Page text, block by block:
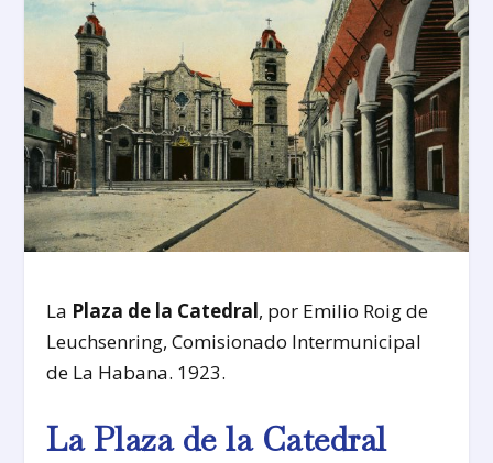
La Plaza de la Catedral, por Emilio Roig de
Leuchsenring, Comisionado Intermunicipal
de La Habana. 1923.
La Plaza de la Catedral